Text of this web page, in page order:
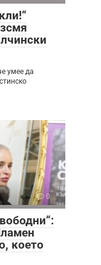
умее да
0
което